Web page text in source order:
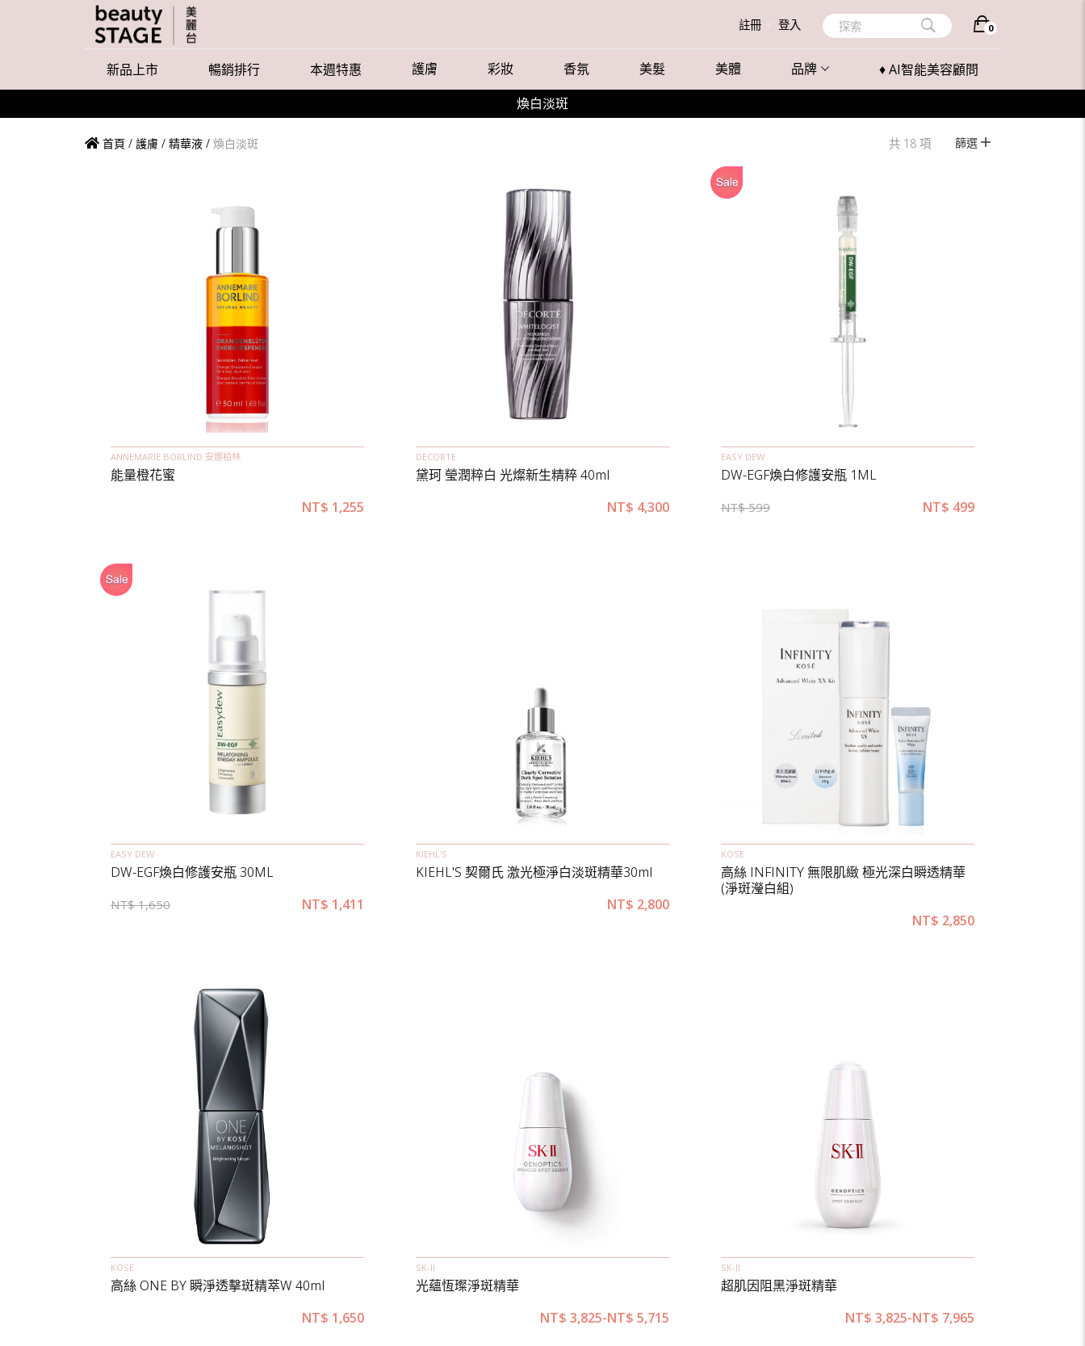
註冊 登入 探索 0
新品上市 暢銷排行 本週特惠 護膚 彩妝 香氛 美髮 美體 品牌
♦ AI智能美容顧問
煥白淡斑
首頁 / 護膚 / 精華液 / 煥白淡斑 篩選
共 18 項
ANNEMARIE BORLIND 安娜柏林
能量橙花蜜
NT$ 1,255
DECORTE
黛珂 瑩潤粹白 光燦新生精粹 40ml
NT$ 4,300
EASY DEW
DW-EGF煥白修護安瓶 1ML
NT$599 NT$ 499
EASY DEW
DW-EGF煥白修護安瓶 30ML
NT$1,650 NT$ 1,411
KIEHL’S
KIEHL'S 契爾氏 激光極淨白淡斑精華30ml
NT$ 2,800
KOSE
高絲 INFINITY 無限肌緻 極光深白瞬透精華
(淨斑瀅白組)
NT$ 2,850
KOSE
高絲 ONE BY 瞬淨透擊斑精萃W 40ml
NT$ 1,650
SK-II
光蘊恆璨淨斑精華
NT$ 3,825-NT$ 5,715
SK-II
超肌因阻黑淨斑精華
NT$ 3,825-NT$ 7,965